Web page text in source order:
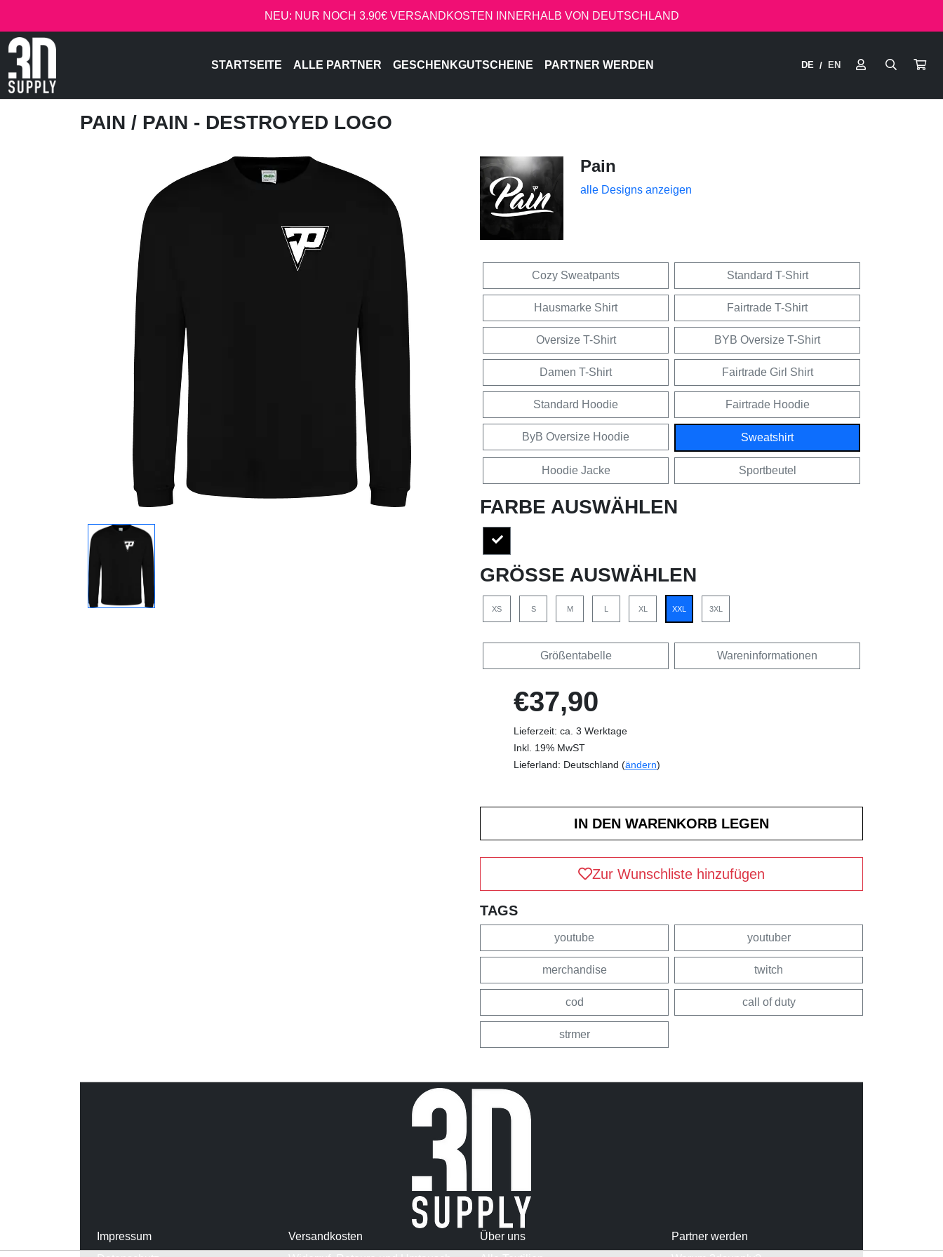
NEU: NUR NOCH 3.90€ VERSANDKOSTEN INNERHALB VON DEUTSCHLAND
STARTSEITE ALLE PARTNER GESCHENKGUTSCHEINE PARTNER WERDEN DE / EN
PAIN / PAIN - DESTROYED LOGO
Pain
alle Designs anzeigen
Cozy Sweatpants Standard T-Shirt
Hausmarke Shirt Fairtrade T-Shirt
Oversize T-Shirt BYB Oversize T-Shirt
Damen T-Shirt Fairtrade Girl Shirt
Standard Hoodie Fairtrade Hoodie
ByB Oversize Hoodie Sweatshirt
Hoodie Jacke Sportbeutel
FARBE AUSWÄHLEN
GRÖSSE AUSWÄHLEN
XS S M L XL XXL 3XL
Größentabelle Wareninformationen
€37,90
Lieferzeit: ca. 3 Werktage
Inkl. 19% MwST
Lieferland: Deutschland (ändern)
Zur Wunschliste hinzufügen
TAGS
youtube youtuber
merchandise twitch
cod call of duty
strmer
Impressum
Versandkosten
Über uns
Partner werden